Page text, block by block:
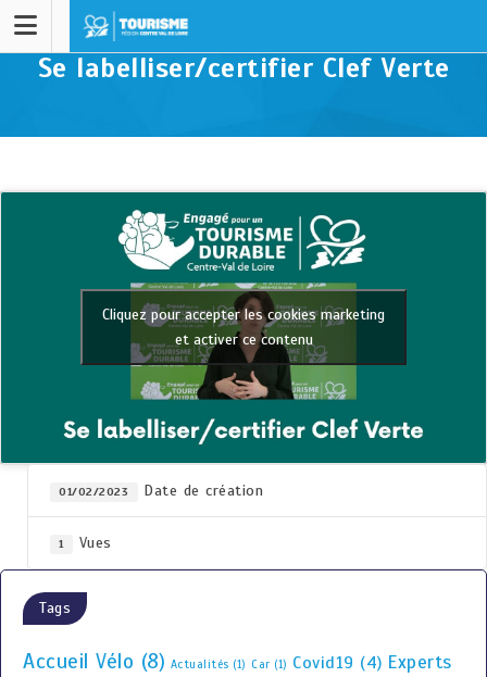
Se labelliser/certifier Clef Verte
Cliquez pour accepter les cookies marketing
et activer ce contenu
01/02/2023 Date de création
1 Vues
Tags
Accueil Vélo (8) Actualités (1) Car (1) Covid19 (4) Experts